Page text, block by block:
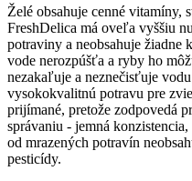
Želé obsahuje cenné vitamíny,
FreshDelica má oveľa vyššiu
potraviny a neobsahuje žiadne
vode nerozpúšťa a ryby ho
nezakaľuje a neznečisťuje
vysokokvalitnú potravu pre
prijímané, pretože zodpovedá
správaniu - jemná
od mrazených potravín
pesticídy.